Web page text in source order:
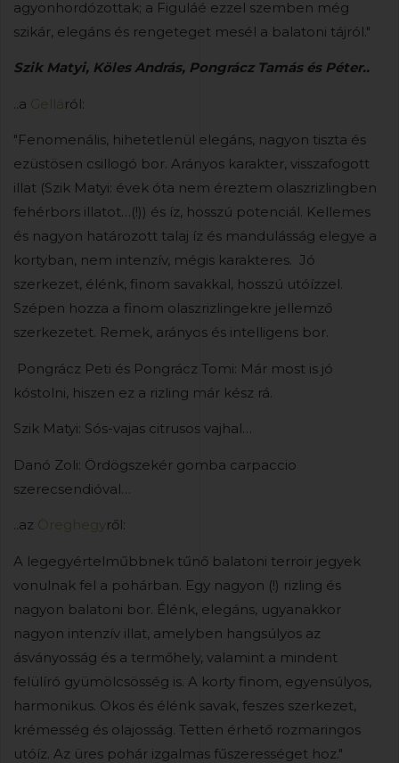
agyonhordózottak; a Figuláé ezzel szemben még
szikár, elegáns és rengeteget mesél a balatoni tájról."
Szik Matyi, Köles András, Pongrácz Tamás és Péter..
..a Gelláról:
"Fenomenális, hihetetlenül elegáns, nagyon tiszta és
ezüstösen csillogó bor. Arányos karakter, visszafogott
illat (Szik Matyi: évek óta nem éreztem olaszrizlingben
fehérbors illatot…(!)) és íz, hosszú potenciál. Kellemes
és nagyon határozott talaj íz és mandulásság elegye a
kortyban, nem intenzív, mégis karakteres. Jó
szerkezet, élénk, finom savakkal, hosszú utóízzel.
Szépen hozza a finom olaszrizlingekre jellemző
szerkezetet. Remek, arányos és intelligens bor.
Pongrácz Peti és Pongrácz Tomi: Már most is jó
kóstolni, hiszen ez a rizling már kész rá.
Szik Matyi: Sós-vajas citrusos vajhal…
Danó Zoli: Ördögszekér gomba carpaccio
szerecsendióval…
..az Öreghegyről:
A legegyértelműbbnek tűnő balatoni terroir jegyek
vonulnak fel a pohárban. Egy nagyon (!) rizling és
nagyon balatoni bor. Élénk, elegáns, ugyanakkor
nagyon intenzív illat, amelyben hangsúlyos az
ásványosság és a termőhely, valamint a mindent
felülíró gyümölcsösség is. A korty finom, egyensúlyos,
harmonikus. Okos és élénk savak, feszes szerkezet,
krémesség és olajosság. Tetten érhető rozmaringos
utóíz. Az üres pohár izgalmas fűszerességet hoz."